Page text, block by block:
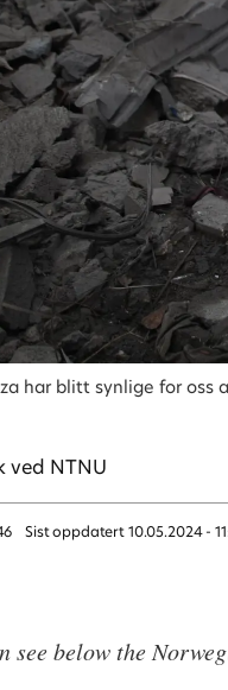
har blitt synlige for oss
ved NTNU
Sist oppdatert 10.05.2024 -
see below the